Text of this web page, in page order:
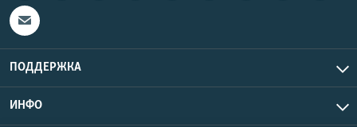
ПОДДЕРЖКА
ИНФО